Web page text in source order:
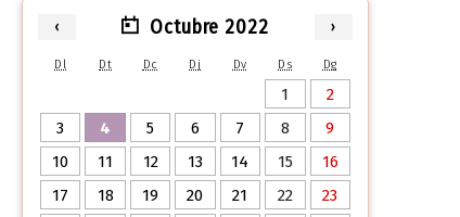
‹ Octubre 2022 ›
Dl Dt Dc Dj Dv Ds Dg
1
2
3
4 5 6 7 8
9
10
11 12 13 14 15
16
17
18 19 20 21 22
23